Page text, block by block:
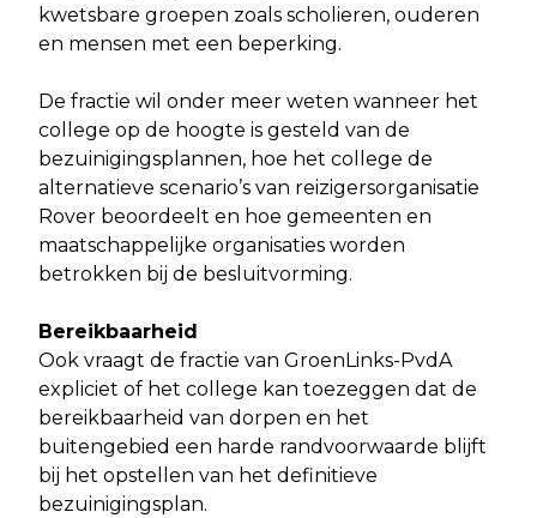
kwetsbare groepen zoals scholieren, ouderen
en mensen met een beperking.
De fractie wil onder meer weten wanneer het
college op de hoogte is gesteld van de
bezuinigingsplannen, hoe het college de
alternatieve scenario’s van reizigersorganisatie
Rover beoordeelt en hoe gemeenten en
maatschappelijke organisaties worden
betrokken bij de besluitvorming.
Bereikbaarheid
Ook vraagt de fractie van GroenLinks-PvdA
expliciet of het college kan toezeggen dat de
bereikbaarheid van dorpen en het
buitengebied een harde randvoorwaarde blijft
bij het opstellen van het definitieve
bezuinigingsplan.